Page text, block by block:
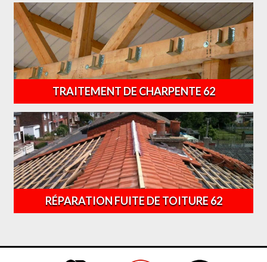
TRAITEMENT DE CHARPENTE 62
RÉPARATION FUITE DE TOITURE 62